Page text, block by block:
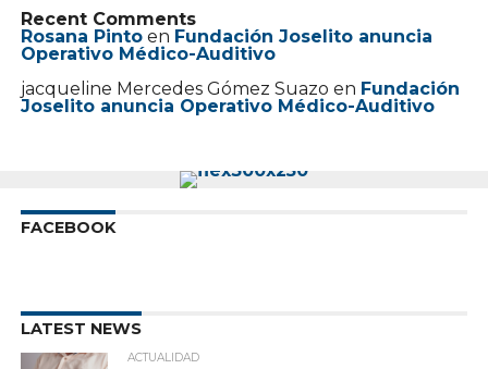
Recent Comments
Rosana Pintoen Fundación Joselito anuncia
Operativo Médico-Auditivo
jacqueline Mercedes Gómez Suazo en Fundación
Joselito anuncia Operativo Médico-Auditivo
FACEBOOK
LATEST NEWS
ACTUALIDAD